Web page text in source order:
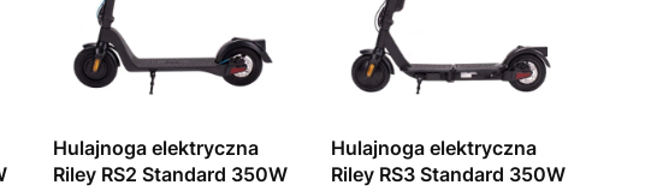
Hulajnoga elektryczna
Riley RS2 Standard 350W
Hulajnoga elektryczna
Riley RS3 Standard 350W